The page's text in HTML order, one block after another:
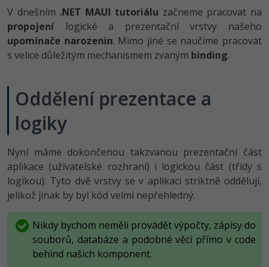
Umělá inteligence
HTML5, CSS3, Bootstrap, SEO
SQL a databáze
Testování a verzování
UML a návrhové vzory
React
Spring
ASP.NET MVC
Django
C# .NET
Java
PHP
JavaScript
Python
HTML / CSS
UML a návrhové vzory
MySQL/MariaDB
MS-SQL
SQLite
Front-end developer
Vývojář mobilních aplikací
C# Game developer
Webdesigner
Tester
Systémový administrátor
3D grafik
C#.NET -80%
Python -80%
PHP -80%
C++
Swift -80%
Kotlin -80%
C -80%
VB.NET
V dnešním .NET MAUI tutoriálu začneme pracovat na
propojení logické a prezentační vrstvy našeho
upomínače narozenin. Mimo jiné se naučíme pracovat
s velice důležitým mechanismem zvaným binding.
Oddělení prezentace a
logiky
Nyní máme dokončenou takzvanou prezentační část
aplikace (uživatelské rozhraní) i logickou část (třídy s
logikou). Tyto dvě vrstvy se v aplikaci striktně oddělují,
jelikož jinak by byl kód velmi nepřehledný.
Nikdy bychom neměli provádět výpočty, zápisy do
souborů, databáze a podobné věci přímo v code
behind našich komponent.